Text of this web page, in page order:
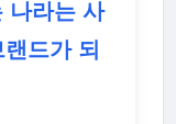
나라는 사
드가 되